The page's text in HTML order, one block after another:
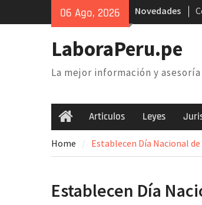
06 Ago, 2026 Novedades
LaboraPeru.pe
La mejor información y
HomeArticulos Leyes
Home Establecen Día Nacional
Establecen Día